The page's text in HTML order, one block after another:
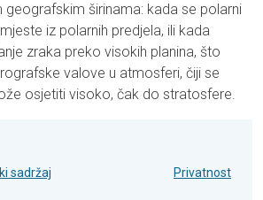
geografskim širinama: kada se polarni
iz polarnih predjela, ili kada
zraka preko visokih planina, što
valove u atmosferi, čiji se
osjetiti visoko, čak do stratosfere.
sadržaj Privatnost